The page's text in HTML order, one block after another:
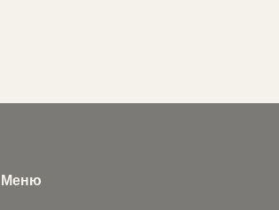
Меню